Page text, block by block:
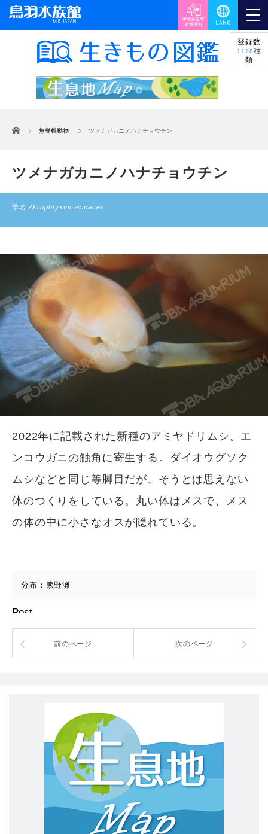
登録数
1128種
類
ホーム 無脊椎動物 ツメナガカニノハナチョウチン
ツメナガカニノハナチョウチン
学名:Akrophryxus acinaces
2022年に記載された新種のアミヤドリムシ。エ
ンコウガニの触角に寄生する。ダイオウグソク
ムシなどと同じ等脚目だが、そうとは思えない
体のつくりをしている。丸い体はメスで、メス
の体の中に小さなオスが隠れている。
分布：熊野灘
Post
前のページ 次のページ